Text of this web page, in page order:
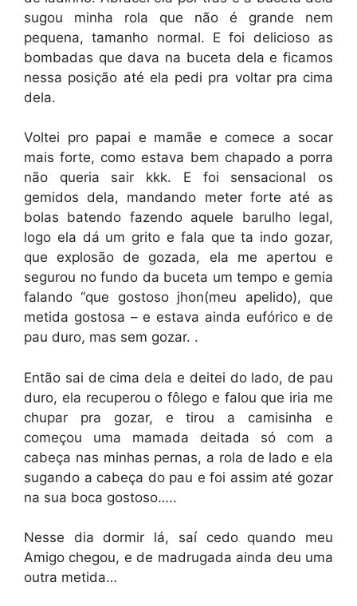
sugou minha rola que não é grande nem
pequena, tamanho normal. E foi delicioso as
bombadas que dava na buceta dela e ficamos
nessa posição até ela pedi pra voltar pra cima
dela.
Voltei pro papai e mamãe e comece a socar
mais forte, como estava bem chapado a porra
não queria sair kkk. E foi sensacional os
gemidos dela, mandando meter forte até as
bolas batendo fazendo aquele barulho legal,
logo ela dá um grito e fala que ta indo gozar,
que explosão de gozada, ela me apertou e
segurou no fundo da buceta um tempo e gemia
falando “que gostoso jhon(meu apelido), que
metida gostosa – e estava ainda eufórico e de
pau duro, mas sem gozar. .
Então sai de cima dela e deitei do lado, de pau
duro, ela recuperou o fôlego e falou que iria me
chupar pra gozar, e tirou a camisinha e
começou uma mamada deitada só com a
cabeça nas minhas pernas, a rola de lado e ela
sugando a cabeça do pau e foi assim até gozar
na sua boca gostoso…..
Nesse dia dormir lá, saí cedo quando meu
Amigo chegou, e de madrugada ainda deu uma
outra metida…